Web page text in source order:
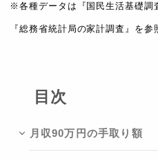
※各種データは『国民生活基礎調
『総務省統計局の家計調査』を参
目次
月収90万円の手取り額